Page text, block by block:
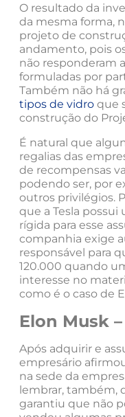
O resultado da
da mesma forma,
projeto de
andamento, pois
não responderam
formuladas por
Também não há
tipos de vidro que
construção do
É natural que
regalias das
de recompensas
podendo ser, por
outros privilégios.
que a Tesla
rígida para esse
companhia exige
responsável para
120.000 quando
interesse no
como é o caso de
Elon Musk
Após adquirir e
empresário
na sede da
lembrar, também,
garantiu que não